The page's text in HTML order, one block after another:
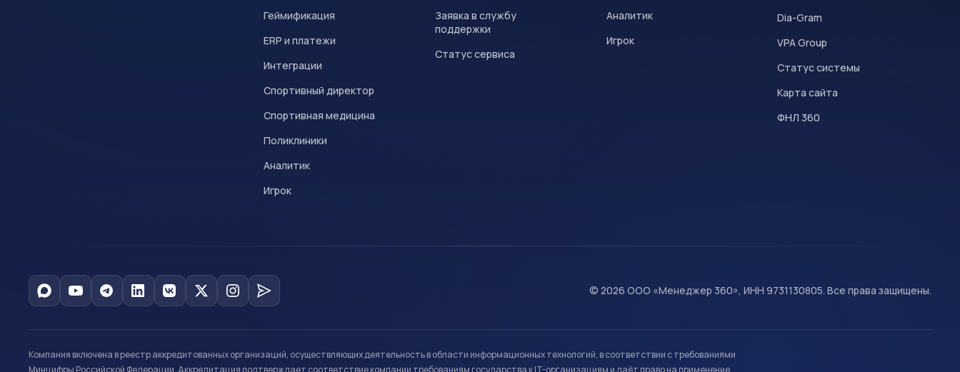
Геймификация
ERP и платежи
Интеграции
Спортивный директор
Спортивная медицина
Поликлиники
Аналитик
Игрок
Заявка в службу
поддержки
Статус сервиса
Аналитик
Игрок
Dia-Gram
VPA Group
Статус системы
Карта сайта
ФНЛ 360
© 2026 ООО «Менеджер 360», ИНН 9731130805. Все права защищены.
Компания включена в реестр аккредитованных организаций, осуществляющих деятельность в области информационных технологий, в соответствии с требованиями
Минцифры Российской Федерации. Аккредитация подтверждает соответствие компании требованиям государства к IT-организациям и даёт право на применение